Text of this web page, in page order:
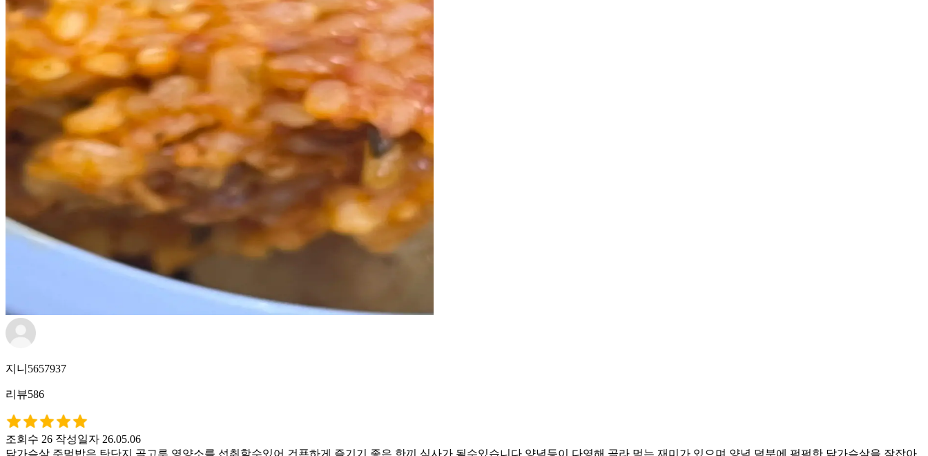
지니5657937
리뷰586
조회수 26 작성일자 26.05.06
닭가슴살 주먹밥은 탄단지 골고루 영양소를 섭취할수있어 건푠하게 즐기기 좋은 한끼 식사가 될수있습니다 양념등이 다영해 골라 먹는 재미가 있으며 양념 덕분에 퍽퍽한 닭가슴살을 잘잡아